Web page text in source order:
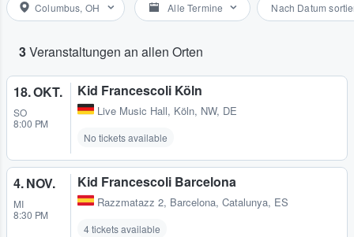
Columbus, OH Alle Termine Nach Datum
3Veranstaltungen an allen Orten
18. OKT.
SO
8:00 PM
Kid Francescoli Köln
Live Music Hall, Köln, NW, DE
No tickets available
4. NOV.
MI
8:30 PM
Kid Francescoli Barcelona
Razzmatazz 2, Barcelona, Catalunya, ES
4 tickets available